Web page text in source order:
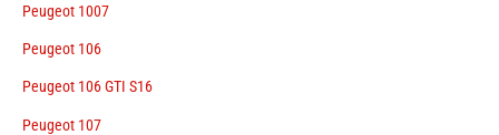
Peugeot 1007
Peugeot 106
Peugeot 106 GTI S16
Peugeot 107